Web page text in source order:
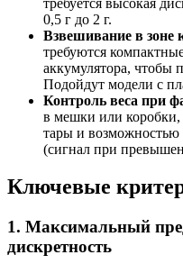
0,5 г до 2 г.
Взвешивание в зоне
требуются
аккумулятора, чтобы
Подойдут модели с
Контроль веса при
в мешки или
тары и возможностью
(сигнал при
Ключевые
1. Максимальный
дискретность